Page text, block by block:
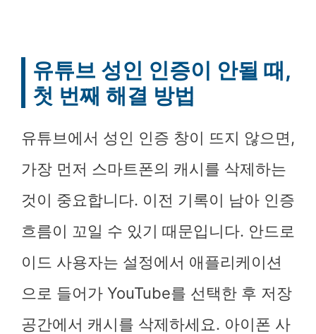
유튜브 성인 인증이 안될 때,
첫 번째 해결 방법
유튜브에서 성인 인증 창이 뜨지 않으면,
가장 먼저 스마트폰의 캐시를 삭제하는
것이 중요합니다. 이전 기록이 남아 인증
흐름이 꼬일 수 있기 때문입니다. 안드로
이드 사용자는 설정에서 애플리케이션
으로 들어가 YouTube를 선택한 후 저장
공간에서 캐시를 삭제하세요. 아이폰 사